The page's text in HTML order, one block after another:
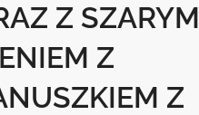
Z SZARYM
Z
Z